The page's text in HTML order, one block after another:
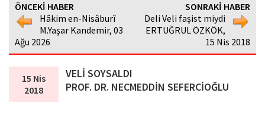
ÖNCEKİ HABER
Hâkim en-Nisâburî
M.Yaşar Kandemir, 03
Ağu 2026
SONRAKİ HABER
Deli Veli faşist miydi
ERTUĞRUL ÖZKÖK,
15 Nis 2018
15 Nis
2018
VELİ SOYSALDI
PROF. DR. NECMEDDİN SEFERCİOĞLU